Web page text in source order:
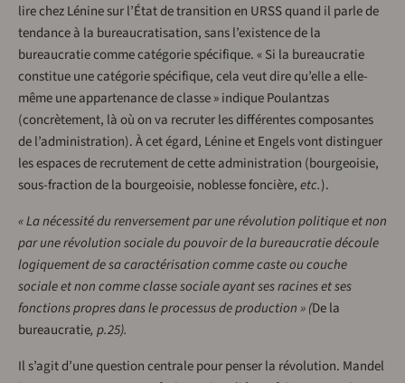
lire chez Lénine sur l’État de transition en URSS quand il parle de
tendance à la bureaucratisation, sans l’existence de la
bureaucratie comme catégorie spécifique. « Si la bureaucratie
constitue une catégorie spécifique, cela veut dire qu’elle a elle-
même une appartenance de classe » indique Poulantzas
(concrètement, là où on va recruter les différentes composantes
de l’administration). À cet égard, Lénine et Engels vont distinguer
les espaces de recrutement de cette administration (bourgeoisie,
sous-fraction de la bourgeoisie, noblesse foncière,etc.).
« La nécessité du renversement par une révolution politique et non
par une révolution sociale du pouvoir de la bureaucratie découle
logiquement de sa caractérisation comme caste ou couche
sociale et non comme classe sociale ayant ses racines et ses
fonctions propres dans le processus de production » (De la
bureaucratie, p.25).
Il s’agit d’une question centrale pour penser la révolution. Mandel